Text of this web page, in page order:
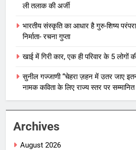
ली तलाक की अर्जी
भारतीय संस्कृति का आधार है गुरु-शिष्य
निर्माता- रचना गुप्ता
खाई में गिरी कार, एक ही परिवार के 5 लोगों
सुनील गज्जाणी “चेहरा ज़हन में उतर जाए
नामक कविता के लिए राज्य स्तर पर सम्मानित
Archives
August 2026